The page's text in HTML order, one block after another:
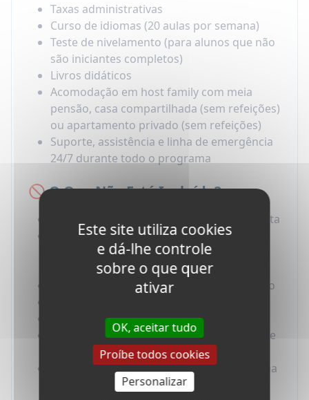
Taxas administrativas
Curso de idiomas (20 aulas por semana)
Teste de nivelamento (para alunos que não
são iniciantes completos)
Livros didáticos
Acomodação em host family com meia
pensão, casa compartilhada (sem refeições)
ou apartamento privado (sem refeições)
Suporte, assistência e linha de emergência
24/7 durante todo o programa
🚫 O Que Não Está Incluído?
Passagem aérea internacional de ida e volta
Seguro viagem internacional (médico,
responsabilidade civil e repatriação de
emergência)
Taxas de visto, passaporte e exame médico
Despesas pessoais e dinheiro para gastos
Seguro Médico, de Responsabilidade Civil e
de Repatriação de Emergência
Recepção e transferências no aeroporto na
chegada e partida
Este site utiliza cookies
e dá-lhe controle
sobre o que quer
ativar
OK, aceitar tudo
Proíbe todos cookies
Personalizar